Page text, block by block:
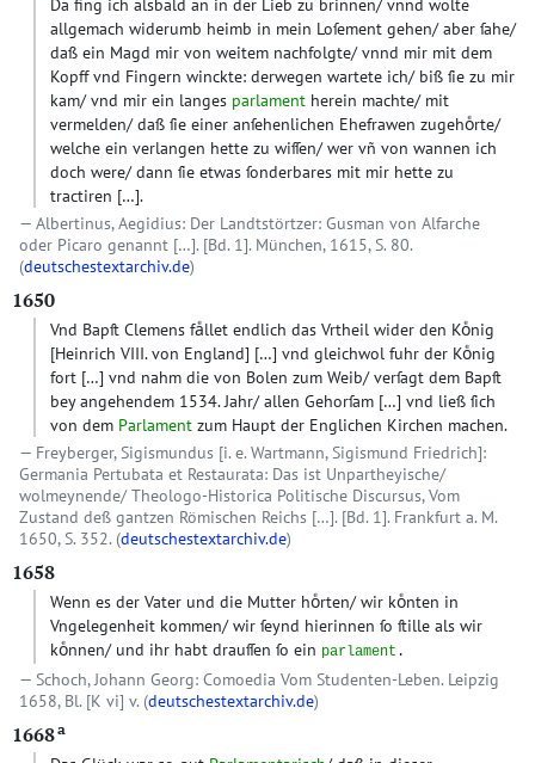
Da fing ich alsbald an in der Lieb zu brinnen/ vnnd wolte
allgemach widerumb heimb in mein Loſement gehen/ aber ſahe/
daß ein Magd mir von weitem nachfolgte/ vnnd mir mit dem
Kopff vnd Fingern winckte: derwegen wartete ich/ biß ſie zu mir
kam/ vnd mir ein langes parlament herein machte/ mit
vermelden/ daß ſie einer anſehenlichen Ehefrawen zugehoͤrte/
welche ein verlangen hette zu wiſſen/ wer vñ von wannen ich
doch were/ dann ſie etwas ſonderbares mit mir hette zu
tractiren […].
Albertinus, Aegidius: Der Landtstörtzer: Gusman von Alfarche
oder Picaro genannt […]. [Bd. 1]. München, 1615, S. 80.
(deutschestextarchiv.de)
1650
Vnd Bapſt Clemens faͤllet endlich das Vrtheil wider den Koͤnig
[Heinrich VIII. von England] […] vnd gleichwol fuhr der Koͤnig
fort […] vnd nahm die von Bolen zum Weib/ verſagt dem Bapſt
bey angehendem 1534. Jahr/ allen Gehorſam […] vnd ließ ſich
von dem Parlament zum Haupt der Englichen Kirchen machen.
Freyberger, Sigismundus [i. e. Wartmann, Sigismund Friedrich]:
Germania Pertubata et Restaurata: Das ist Unpartheyische/
wolmeynende/ Theologo-Historica Politische Discursus, Vom
Zustand deß gantzen Römischen Reichs […]. [Bd. 1]. Frankfurt a. M.
1650, S. 352. (deutschestextarchiv.de)
1658
Wenn es der Vater und die Mutter hoͤrten/ wir koͤnten in
Vngelegenheit kommen/ wir ſeynd hierinnen ſo ſtille als wir
koͤnnen/ und ihr habt drauſſen ſo ein parlament .
Schoch, Johann Georg: Comoedia Vom Studenten-Leben. Leipzig
1658, Bl. [K vi] v. (deutschestextarchiv.de)
1668a